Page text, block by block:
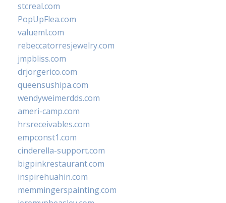
stcreal.com
PopUpFlea.com
valueml.com
rebeccatorresjewelry.com
jmpbliss.com
drjorgerico.com
queensushipa.com
wendyweimerdds.com
ameri-camp.com
hrsreceivables.com
empconst1.com
cinderella-support.com
bigpinkrestaurant.com
inspirehuahin.com
memmingerspainting.com